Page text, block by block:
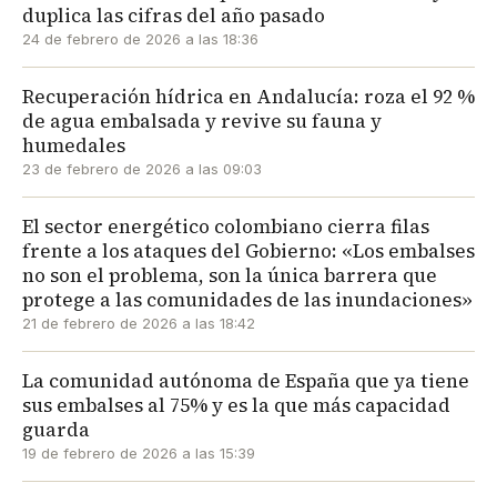
duplica las cifras del año pasado
24 de febrero de 2026 a las 18:36
Recuperación hídrica en Andalucía: roza el 92 %
de agua embalsada y revive su fauna y
humedales
23 de febrero de 2026 a las 09:03
El sector energético colombiano cierra filas
frente a los ataques del Gobierno: «Los embalses
no son el problema, son la única barrera que
protege a las comunidades de las inundaciones»
21 de febrero de 2026 a las 18:42
La comunidad autónoma de España que ya tiene
sus embalses al 75% y es la que más capacidad
guarda
19 de febrero de 2026 a las 15:39